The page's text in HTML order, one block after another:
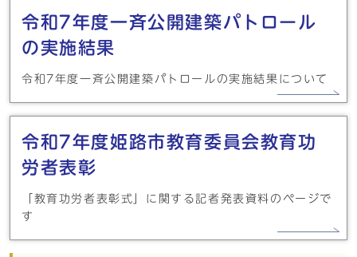
令和7年度一斉公開建築パトロール
の実施結果
令和7年度一斉公開建築パトロールの実施結果について
令和7年度姫路市教育委員会教育功
労者表彰
「教育功労者表彰式」に関する記者発表資料のページで
す